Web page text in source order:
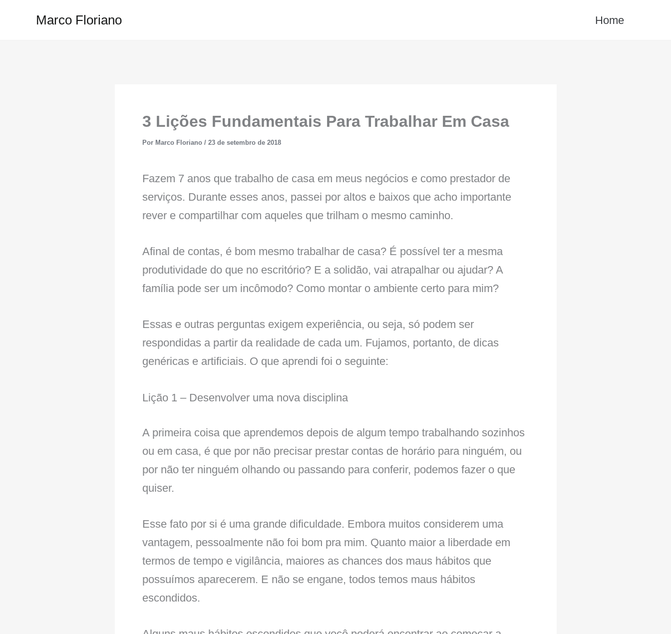
Marco Floriano Home
3 Lições Fundamentais Para Trabalhar Em Casa
Por Marco Floriano / 23 de setembro de 2018
Fazem 7 anos que trabalho de casa em meus negócios e como prestador de
serviços. Durante esses anos, passei por altos e baixos que acho importante
rever e compartilhar com aqueles que trilham o mesmo caminho.
Afinal de contas, é bom mesmo trabalhar de casa? É possível ter a mesma
produtividade do que no escritório? E a solidão, vai atrapalhar ou ajudar? A
família pode ser um incômodo? Como montar o ambiente certo para mim?
Essas e outras perguntas exigem experiência, ou seja, só podem ser
respondidas a partir da realidade de cada um. Fujamos, portanto, de dicas
genéricas e artificiais. O que aprendi foi o seguinte:
Lição 1 – Desenvolver uma nova disciplina
A primeira coisa que aprendemos depois de algum tempo trabalhando sozinhos
ou em casa, é que por não precisar prestar contas de horário para ninguém, ou
por não ter ninguém olhando ou passando para conferir, podemos fazer o que
quiser.
Esse fato por si é uma grande dificuldade. Embora muitos considerem uma
vantagem, pessoalmente não foi bom pra mim. Quanto maior a liberdade em
termos de tempo e vigilância, maiores as chances dos maus hábitos que
possuímos aparecerem. E não se engane, todos temos maus hábitos
escondidos.